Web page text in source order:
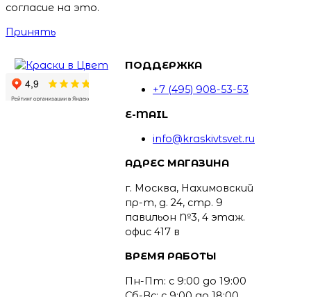
согласие на это.
Принять
ПОДДЕРЖКА
+7 (495) 908-53-53
E-MAIL
info@kraskivtsvet.ru
АДРЕС МАГАЗИНА
г. Москва, Нахимовский
пр-т, д. 24, стр. 9
павильон №3, 4 этаж.
офис 417 в
ВРЕМЯ РАБОТЫ
Пн-Пт: с 9:00 до 19:00